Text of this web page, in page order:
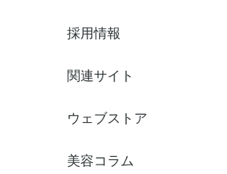
採用情報
関連サイト
ウェブストア
美容コラム